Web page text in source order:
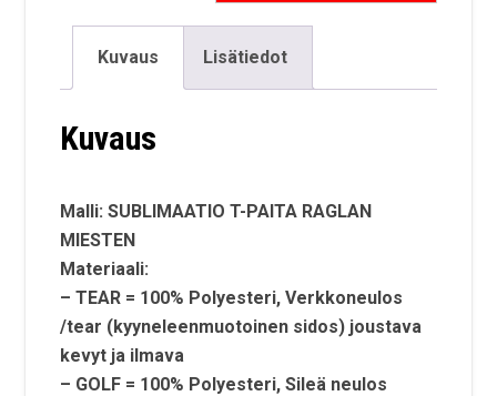
Kuvaus Lisätiedot
Kuvaus
Malli: SUBLIMAATIO T-PAITA RAGLAN
MIESTEN
Materiaali:
– TEAR= 100% Polyesteri, Verkkoneulos
/tear (kyyneleenmuotoinen sidos) joustava
kevyt ja ilmava
– GOLF= 100% Polyesteri, Sileä neulos